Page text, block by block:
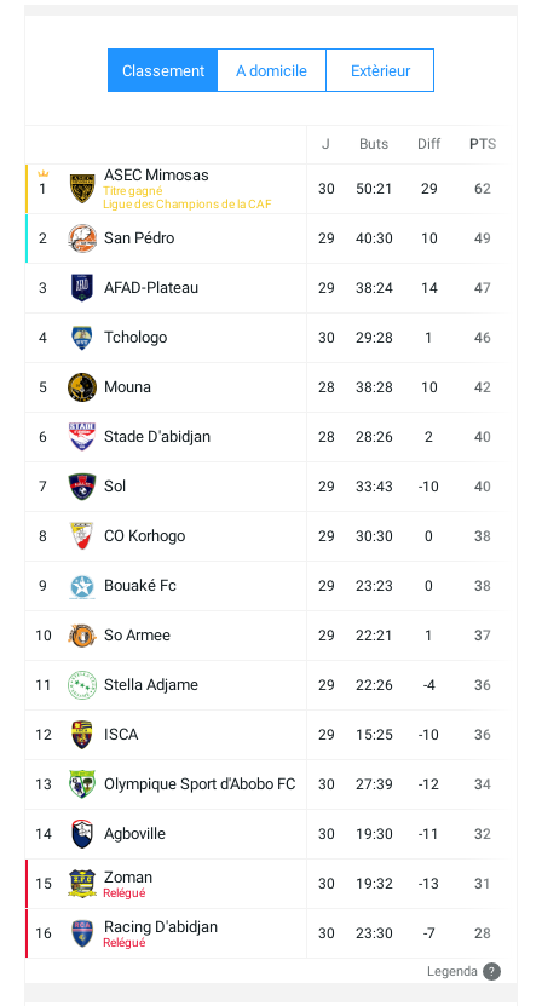
Classement A domicile Extèrieur
J Buts Diff PTS
1
ASEC Mimosas
Titre gagné
Ligue des Champions de la CAF
30 50:21 29 62
2 San Pédro 29 40:30 10 49
3 AFAD-Plateau 29 38:24 14 47
4 Tchologo 30 29:28 1 46
5 Mouna 28 38:28 10 42
6 Stade D'abidjan 28 28:26 2 40
7 Sol 29 33:43 -10 40
8 CO Korhogo 29 30:30 0 38
9 Bouaké Fc 29 23:23 0 38
10 So Armee 29 22:21 1 37
11 Stella Adjame 29 22:26 -4 36
12 ISCA 29 15:25 -10 36
13 Olympique Sport d'Abobo FC 30 27:39 -12 34
14 Agboville 30 19:30 -11 32
15 Zoman
Relégué
30 19:32 -13 31
16 Racing D'abidjan
Relégué
30 23:30 -7 28
Legenda ?